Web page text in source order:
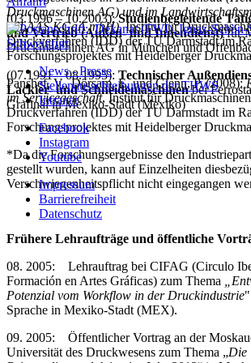
(03.1996 – 10.2003):Studienbegleitende
und Vertrieb (Außen- und Innendienst)für
Druckmaschinen AG in München und
(07.1991 – 08.1995): Technischer
Lackier- und Schneidemaschinenbei
Grafinal in Mexiko-Stadt (Mexiko)
Druckmaschinen AG) und im
(CLAAS KGaA mbH), Institut für
Druckverfahren (IDD) der TU Darmstadt im
Forschungsprojektes mit Heidelberger
Panshef, V., Dörsam, E. und Glenn, P. (2008):
im Servicegeschäft, Institut für
Druckverfahren (IDD) der TU Darmstadt im
Forschungsprojektes mit Heidelberger
*Da die Forschungsergebnisse den
gestellt wurden, kann auf Einzelheiten
Verschwiegenheitspflicht nicht eingegangen
Frühere Lehraufträge und öffentliche
08. 2005: Lehrauftrag bei CIFAG (Circulo
Formación en Artes Gráficas) zum Thema
Potenzial vom Workflow in der Druckindustrie
Sprache in Mexiko-Stadt (MEX).
09. 2005: Öffentlicher Vortrag an der
Universität des Druckwesens zum Thema „Die
News - Presse
Stellenausschreibungen der THWS
Intranet
Facebook
Instagram
Youtube
Impressum
Barrierefreiheit
Datenschutz